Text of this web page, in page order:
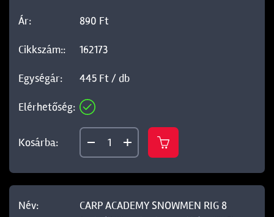
890 Ft
162173
445 Ft / db
CARP ACADEMY SNOWMEN RIG 8